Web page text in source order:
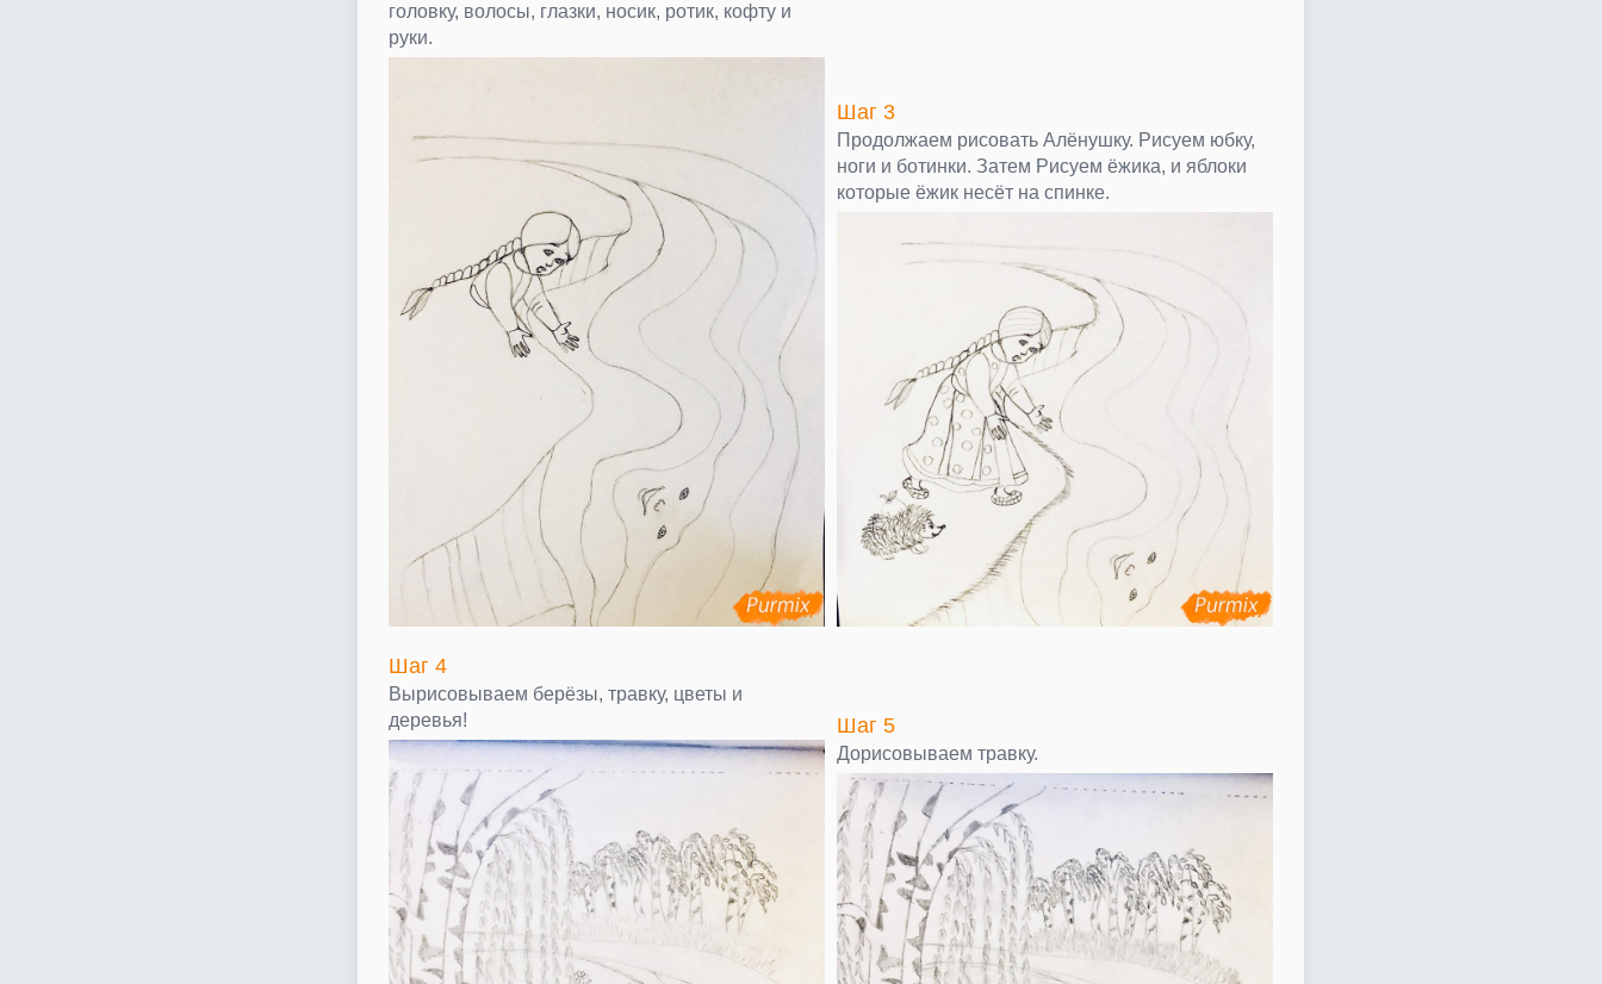
головку, волосы, глазки, носик, ротик, кофту и
руки.
Шаг 3
Продолжаем рисовать Алёнушку. Рисуем юбку,
ноги и ботинки. Затем Рисуем ёжика, и яблоки
которые ёжик несёт на спинке.
Шаг 4
Вырисовываем берёзы, травку, цветы и
деревья!
Шаг 5
Дорисовываем травку.